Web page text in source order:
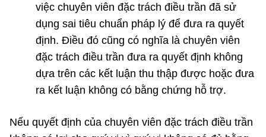
việc chuyên viên đặc trách điều trần đã sử
dụng sai tiêu chuẩn pháp lý để đưa ra quyết
định. Điều đó cũng có nghĩa là chuyên viên
đặc trách điều trần đưa ra quyết định không
dựa trên các kết luận thu thập được hoặc đưa
ra kết luận không có bằng chứng hỗ trợ.
Nếu quyết định của chuyên viên đặc trách điều trần